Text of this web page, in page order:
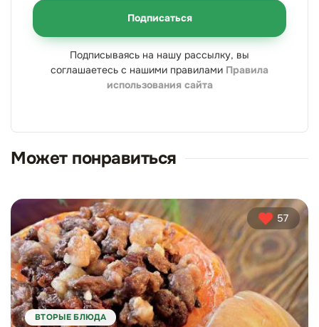
Подписаться
Подписываясь на нашу рассылку, вы
соглашаетесь с нашими правилами Правила
использования сайта
Может понравиться
57
ВТОРЫЕ БЛЮДА